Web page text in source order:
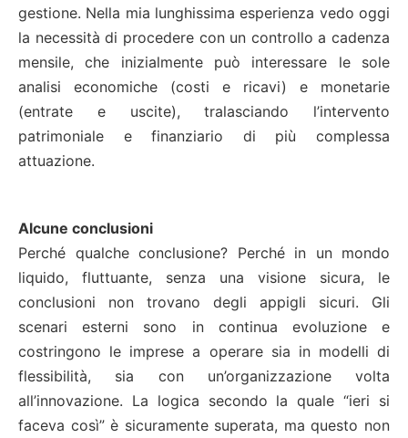
gestione. Nella mia lunghissima esperienza vedo oggi
la necessità di procedere con un controllo a cadenza
mensile, che inizialmente può interessare le sole
analisi economiche (costi e ricavi) e monetarie
(entrate e uscite), tralasciando l’intervento
patrimoniale e finanziario di più complessa
attuazione.
Alcune conclusioni
Perché qualche conclusione? Perché in un mondo
liquido, fluttuante, senza una visione sicura, le
conclusioni non trovano degli appigli sicuri. Gli
scenari esterni sono in continua evoluzione e
costringono le imprese a operare sia in modelli di
flessibilità, sia con un’organizzazione volta
all’innovazione. La logica secondo la quale “ieri si
faceva così” è sicuramente superata, ma questo non